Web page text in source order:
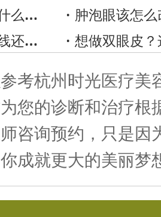
美？
肿泡眼该怎么
开？
想做双眼皮？这些眼
考杭州时光医疗美
您的诊断和治疗根
咨询预约，只是因
成就更大的美丽梦